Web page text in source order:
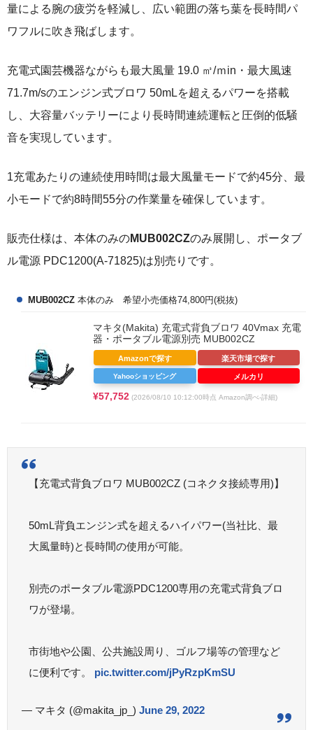
量による腕の疲労を軽減し、広い範囲の落ち葉を長時間パ
ワフルに吹き飛ばします。
充電式園芸機器ながらも最大風量 19.0 ㎥/ｍin・最大風速
71.7m/sのエンジン式ブロワ 50mLを超えるパワーを搭載
し、大容量バッテリーにより長時間連続運転と圧倒的低騒
音を実現しています。
1充電あたりの連続使用時間は最大風量モードで約45分、最
小モードで約8時間55分の作業量を確保しています。
販売仕様は、本体のみのMUB002CZのみ展開し、ポータブ
ル電源 PDC1200(A-71825)は別売りです。
MUB002CZ 本体のみ 希望小売価格74,800円(税抜)
マキタ(Makita) 充電式背負ブロワ 40Vmax 充電
器・ポータブル電源別売 MUB002CZ
¥57,752 (2026/08/10 10:12:00時点 Amazon調べ-詳細)
Amazonで探す 楽天市場で探す
Yahooショッピング メルカリ
【充電式背負ブロワ MUB002CZ (コネクタ接続専用)】
50mL背負エンジン式を超えるハイパワー(当社比、最
大風量時)と長時間の使用が可能。
別売のポータブル電源PDC1200専用の充電式背負ブロ
ワが登場。
市街地や公園、公共施設周り、ゴルフ場等の管理など
に便利です。 pic.twitter.com/jPyRzpKmSU
— マキタ (@makita_jp_) June 29, 2022